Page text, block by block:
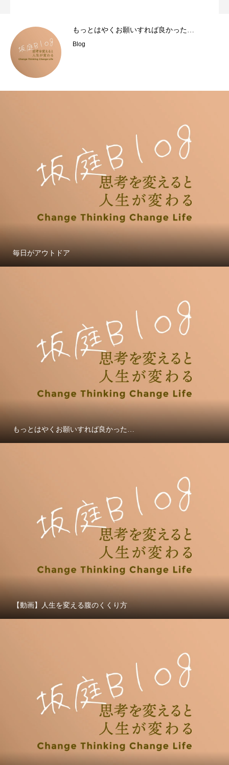
もっとはやくお願いすれば良かった…
Blog
毎日がアウトドア
もっとはやくお願いすれば良かった…
【動画】人生を変える腹のくくり方